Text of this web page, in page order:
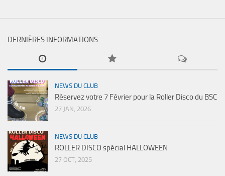
DERNIÈRES INFORMATIONS
NEWS DU CLUB
Réservez votre 7 Février pour la Roller Disco du BSC
27 JAN, 2026
NEWS DU CLUB
ROLLER DISCO spécial HALLOWEEN
27 OCT, 2025